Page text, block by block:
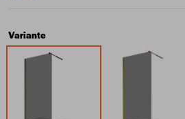
Variante